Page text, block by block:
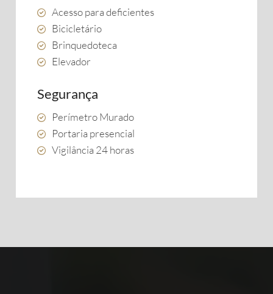
Acesso para deficientes
Bicicletário
Brinquedoteca
Elevador
Segurança
Perímetro Murado
Portaria presencial
Vigilância 24 horas